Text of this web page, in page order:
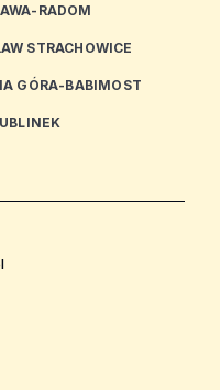
RADOM
STRACHOWICE
GÓRA-BABIMOST